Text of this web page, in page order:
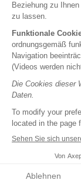
page